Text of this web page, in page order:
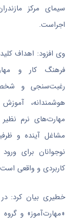
سیمای مرکز
اجراست.
وی افزود: اهداف
فرهنگ کار و
رغبت‌سنجی و
هوشمندانه،
مهارت‌های نرم نظیر
مشاغل آینده و
نوجوانان برای
کاربردی و واقعی
«مهارت‌آموز